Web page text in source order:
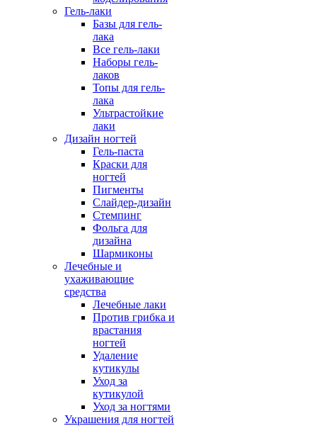
Гель-лаки
Базы для гель-
лака
Все гель-лаки
Наборы гель-
лаков
Топы для гель-
лака
Ультрастойкие
лаки
Дизайн ногтей
Гель-паста
Краски для
ногтей
Пигменты
Слайдер-дизайн
Стемпинг
Фольга для
дизайна
Шармиконы
Лечебные и
ухаживающие
средства
Лечебные лаки
Против грибка и
врастания
ногтей
Удаление
кутикулы
Уход за
кутикулой
Уход за ногтями
Украшения для ногтей